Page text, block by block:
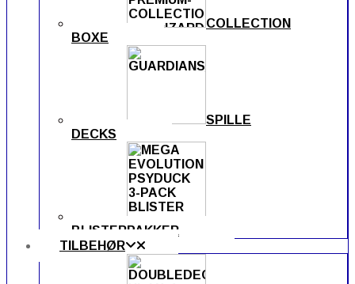
COLLECTION
BOXE
SPILLE
DECKS
BLISTERPAKKER
TILBEHØR